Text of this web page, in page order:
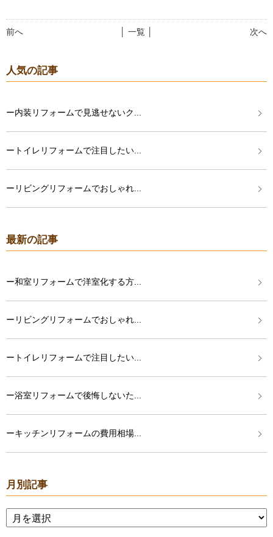
前へ 次へ
│ 一覧 │
人気の記事
ー内装リフォームで見逃せないク...
ートイレリフォームで注目したい...
ーリビングリフォームでおしゃれ...
最新の記事
ー和室リフォームで洋室化する方...
ーリビングリフォームでおしゃれ...
ートイレリフォームで注目したい...
ー浴室リフォームで後悔しないた...
ーキッチンリフォームの費用相場...
月別記事